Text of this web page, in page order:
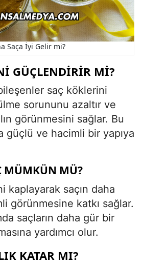
Saça İyi Gelir mi?
GÜÇLENDIRIR MI?
saç köklerini
sorununu azaltır ve
görünmesini sağlar. Bu
güçlü ve hacimli bir yapıya
MÜMKÜN MÜ?
kaplayarak saçın daha
görünmesine katkı sağlar.
saçların daha gür bir
yardımcı olur.
KATAR MI?